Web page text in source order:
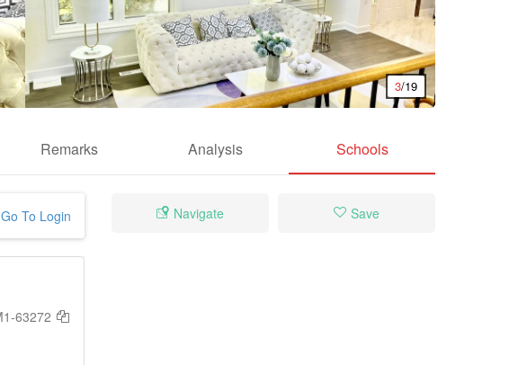
3/19
Remarks Analysis Schools
Go To Login Navigate Save